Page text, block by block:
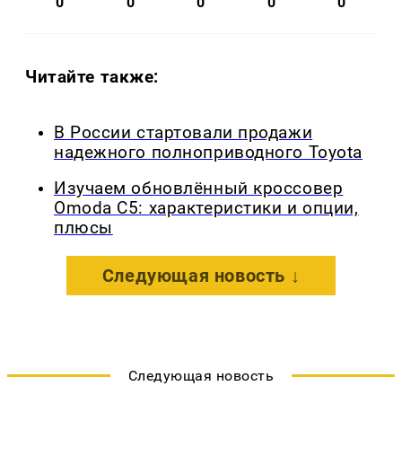
Читайте также:
В России стартовали продажи
надежного полноприводного Toyota
Изучаем обновлённый кроссовер
Omoda C5: характеристики и опции,
плюсы
Следующая новость ↓
Следующая новость